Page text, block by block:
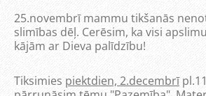
25.novembrī mammu tikšanās
slimības dēļ. Cerēsim, ka visi
kājām ar Dieva palīdzību!
Tiksimies piektdien, 2.decembrī